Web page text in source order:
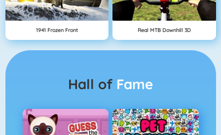
1941 Frozen Front Real MTB Downhill 3D
Hall of Fame